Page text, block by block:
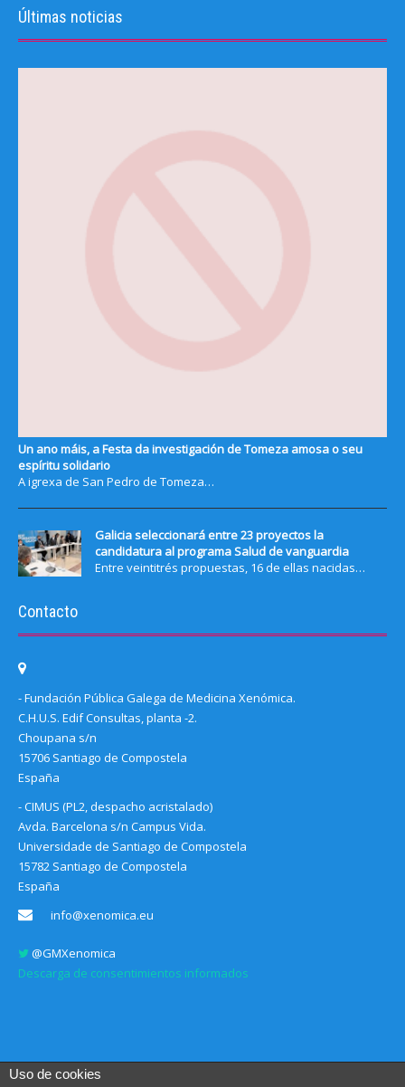
Últimas noticias
Un ano máis, a Festa da investigación de Tomeza amosa o seu
espíritu solidario
A igrexa de San Pedro de Tomeza…
Galicia seleccionará entre 23 proyectos la
candidatura al programa Salud de vanguardia
Entre veintitrés propuestas, 16 de ellas nacidas…
Contacto
- Fundación Pública Galega de Medicina Xenómica.
C.H.U.S. Edif Consultas, planta -2.
Choupana s/n
15706 Santiago de Compostela
España
- CIMUS (PL2, despacho acristalado)
Avda. Barcelona s/n Campus Vida.
Universidade de Santiago de Compostela
15782 Santiago de Compostela
España
info@xenomica.eu
@GMXenomica
Descarga de consentimientos informados
Uso de cookies